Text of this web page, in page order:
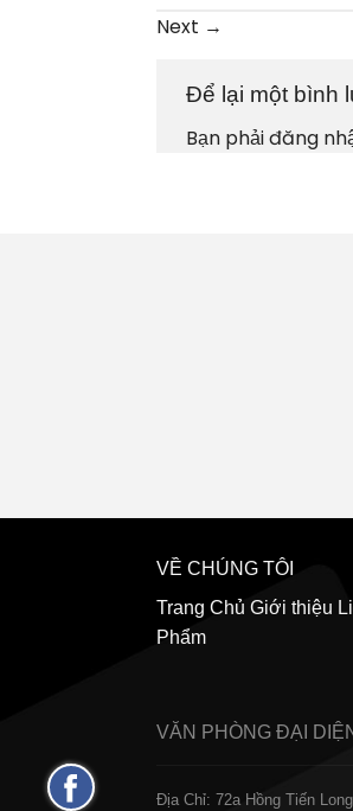
Next →
Để lại một bình
Bạn phảiđăng
VỀ CHÚNG TÔI
Trang Chủ Giới thiệu
Phẩm
VĂN PHÒNG ĐẠI
Địa Chỉ: 72a Hồng Tiến
Fanpage